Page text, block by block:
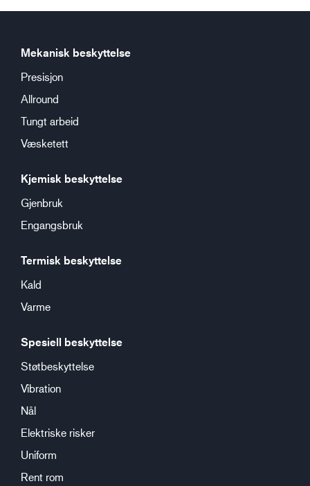
Mekanisk beskyttelse
Presisjon
Allround
Tungt arbeid
Væsketett
Kjemisk beskyttelse
Gjenbruk
Engangsbruk
Termisk beskyttelse
Kald
Varme
Spesiell beskyttelse
Støtbeskyttelse
Vibration
Nål
Elektriske risker
Uniform
Rent rom